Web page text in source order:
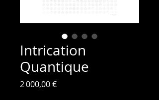
Intrication
Quantique
2 000,00 €Prix